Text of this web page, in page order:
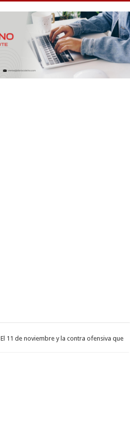
El 11 de noviembre y la contra ofensiva que